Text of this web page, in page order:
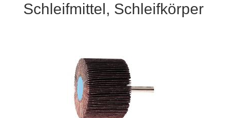
Schleifmittel, Schleifkörper